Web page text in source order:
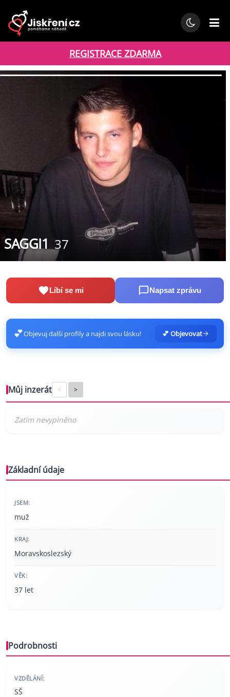
REGISTRACE ZDARMA
SAGGI1 37
Líbí se mi Napsat zprávu
💕Objevuj další profily a najdi svou lásku! 💕 Objevovat
Můj inzerát < >
Základní údaje
JSEM:
muž
KRAJ:
Moravskoslezský
VĚK:
37 let
Podrobnosti
VZDĚLÁNÍ:
SŠ